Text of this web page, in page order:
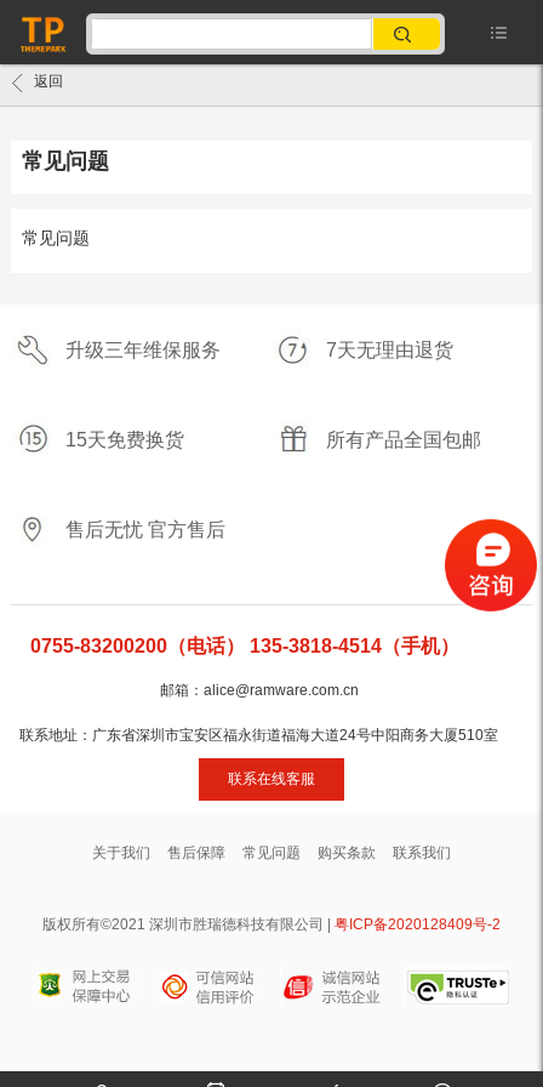
返回
常见问题
常见问题
升级三年维保服务 7天无理由退货
15天免费换货 所有产品全国包邮
售后无忧 官方售后
0755-83200200（电话） 135-3818-4514（手机）
邮箱：alice@ramware.com.cn
联系地址：广东省深圳市宝安区福永街道福海大道24号中阳商务大厦510室
联系在线客服
关于我们 售后保障 常见问题 购买条款 联系我们
版权所有©2021 深圳市胜瑞德科技有限公司 | 粤ICP备2020128409号-2